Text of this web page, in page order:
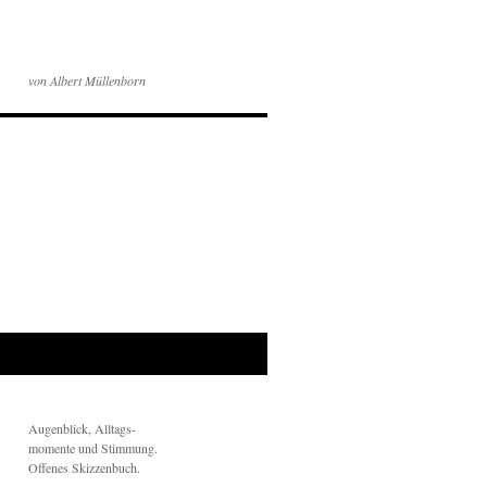
von Albert Müllenborn
Augenblick, Alltags-
momente und Stimmung.
Offenes Skizzenbuch.